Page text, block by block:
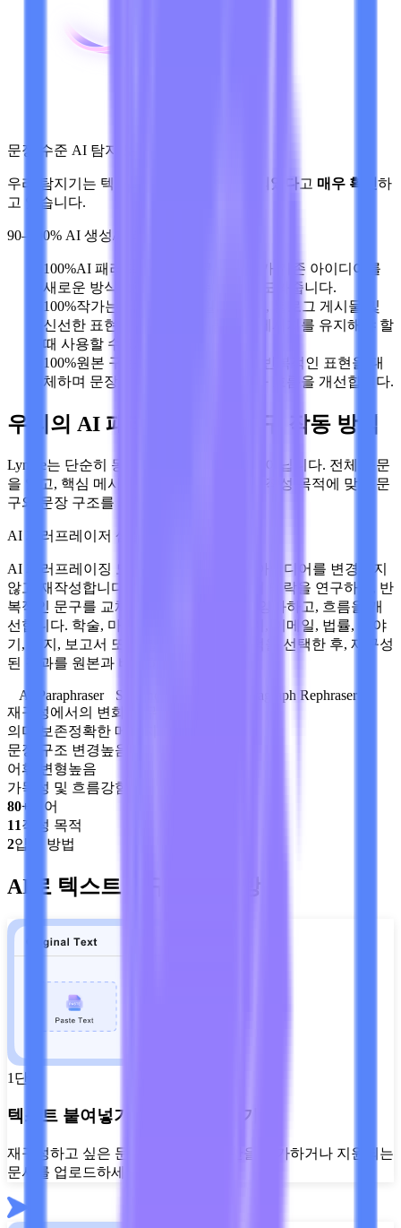
문장 수준 AI 탐지 보고서
우리 탐지기는 텍스트가 AI에 의해 작성되었다고 매우 확신 하
고 있습니다.
90–100% AI 생성/패러프레이즈
100%AI 패러프레이징 도구는 작가가 기존 아이디어를
새로운 방식으로 표현할 수 있도록 도와줍니다.
100%작가는 에세이, 이메일, 보고서, 블로그 게시물 및
신선한 표현이 필요하지만 동일한 메시지를 유지해야 할
때 사용할 수 있습니다.
100%원본 구문의 맥락을 분석하고 반복적인 표현을 대
체하며 문장을 재구성하여 명확성과 흐름을 개선합니다.
우리의 AI 패러프레이징 도구 작동 방식
Lynote는 단순히 동의어를 교체하는 것이 아닙니다. 전체 구문
을 읽고, 핵심 메시지를 식별하며, 선택한 작성 목적에 맞게 문
구와 문장 구조를 재구성합니다.
AI 패러프레이저 샘플
AI 패러프레이징 도구는 기존 텍스트를 아이디어를 변경하지
않고 재작성합니다. Lynote는 전체 구문의 맥락을 연구하고, 반
복적인 문구를 교체하며, 문장 구조를 다양화하고, 흐름을 개
선합니다. 학술, 마케팅, 비즈니스, 에세이, 이메일, 법률, 이야
기, 편지, 보고서 또는 블로그와 같은 목적을 선택한 후, 재구성
된 결과를 원본과 비교하여 복사합니다.
AI Paraphraser Sentence Rephraser
Paragraph Rephraser
재구성에서의 변화는 무엇인가요?
의미 보존정확한 메시지
문장 구조 변경높음
어휘 변형높음
가독성 및 흐름강함
80+
언어
11작성 목적
2입력 방법
AI로 텍스트 재구성하는 방법
1단계
텍스트 붙여넣기 또는 업로드하기
재구성하고 싶은 문장, 문단 또는 초안을 추가하거나 지원되는
문서를 업로드하세요.